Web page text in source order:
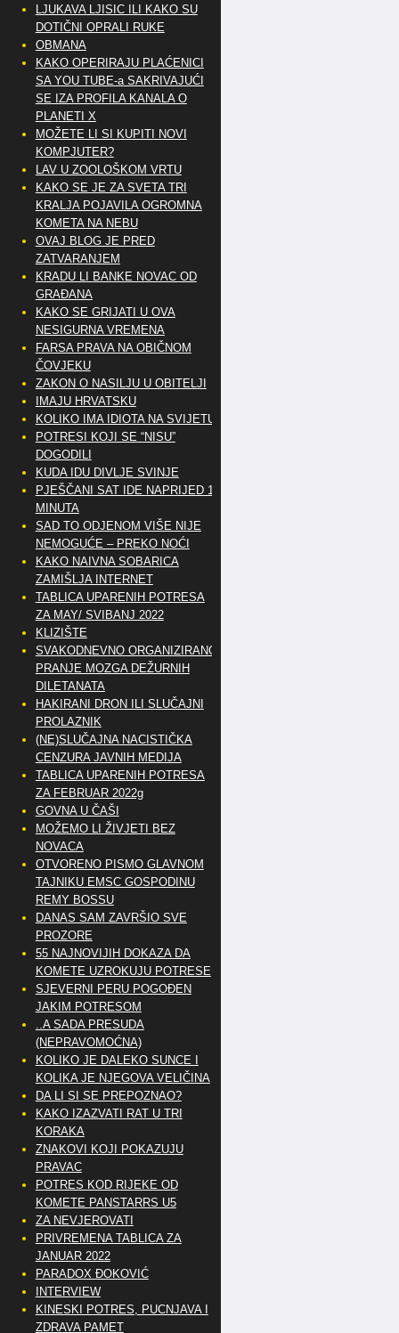
LJUKAVA LJISIC ILI KAKO SU
DOTIČNI OPRALI RUKE
OBMANA
KAKO OPERIRAJU PLAĆENICI
SA YOU TUBE-a SAKRIVAJUĆI
SE IZA PROFILA KANALA O
PLANETI X
MOŽETE LI SI KUPITI NOVI
KOMPJUTER?
LAV U ZOOLOŠKOM VRTU
KAKO SE JE ZA SVETA TRI
KRALJA POJAVILA OGROMNA
KOMETA NA NEBU
OVAJ BLOG JE PRED
ZATVARANJEM
KRADU LI BANKE NOVAC OD
GRAĐANA
KAKO SE GRIJATI U OVA
NESIGURNA VREMENA
FARSA PRAVA NA OBIČNOM
ČOVJEKU
ZAKON O NASILJU U OBITELJI
IMAJU HRVATSKU
KOLIKO IMA IDIOTA NA SVIJETU?
POTRESI KOJI SE “NISU”
DOGODILI
KUDA IDU DIVLJE SVINJE
PJEŠČANI SAT IDE NAPRIJED 10
MINUTA
SAD TO ODJENOM VIŠE NIJE
NEMOGUĆE – PREKO NOĆI
KAKO NAIVNA SOBARICA
ZAMIŠLJA INTERNET
TABLICA UPARENIH POTRESA
ZA MAY/ SVIBANJ 2022
KLIZIŠTE
SVAKODNEVNO ORGANIZIRANO
PRANJE MOZGA DEŽURNIH
DILETANATA
HAKIRANI DRON ILI SLUČAJNI
PROLAZNIK
(NE)SLUČAJNA NACISTIČKA
CENZURA JAVNIH MEDIJA
TABLICA UPARENIH POTRESA
ZA FEBRUAR 2022g
GOVNA U ČAŠI
MOŽEMO LI ŽIVJETI BEZ
NOVACA
OTVORENO PISMO GLAVNOM
TAJNIKU EMSC GOSPODINU
REMY BOSSU
DANAS SAM ZAVRŠIO SVE
PROZORE
55 NAJNOVIJIH DOKAZA DA
KOMETE UZROKUJU POTRESE
SJEVERNI PERU POGOĐEN
JAKIM POTRESOM
..A SADA PRESUDA
(NEPRAVOMOĆNA)
KOLIKO JE DALEKO SUNCE I
KOLIKA JE NJEGOVA VELIČINA
DA LI SI SE PREPOZNAO?
KAKO IZAZVATI RAT U TRI
KORAKA
ZNAKOVI KOJI POKAZUJU
PRAVAC
POTRES KOD RIJEKE OD
KOMETE PANSTARRS U5
ZA NEVJEROVATI
PRIVREMENA TABLICA ZA
JANUAR 2022
PARADOX ĐOKOVIĆ
INTERVIEW
KINESKI POTRES, PUCNJAVA I
ZDRAVA PAMET